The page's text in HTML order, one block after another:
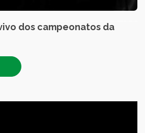
dos campeonatos da